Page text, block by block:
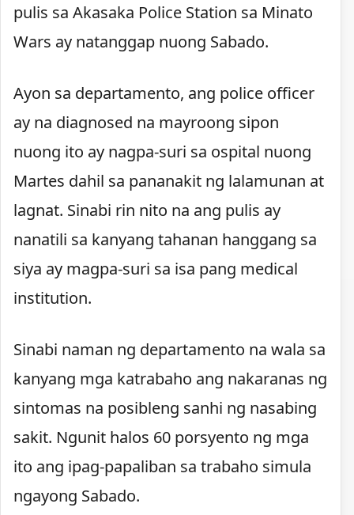
pulis sa Akasaka Police Station sa Minato
Wars ay natanggap nuong Sabado.
Ayon sa departamento, ang police officer
ay na diagnosed na mayroong sipon
nuong ito ay nagpa-suri sa ospital nuong
Martes dahil sa pananakit ng lalamunan at
lagnat. Sinabi rin nito na ang pulis ay
nanatili sa kanyang tahanan hanggang sa
siya ay magpa-suri sa isa pang medical
institution.
Sinabi naman ng departamento na wala sa
kanyang mga katrabaho ang nakaranas ng
sintomas na posibleng sanhi ng nasabing
sakit. Ngunit halos 60 porsyento ng mga
ito ang ipag-papaliban sa trabaho simula
ngayong Sabado.